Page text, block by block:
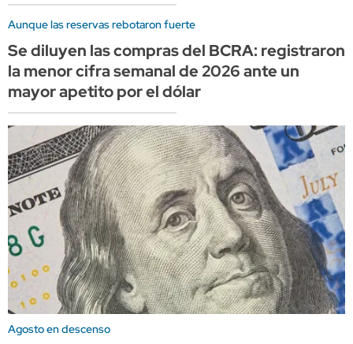
Aunque las reservas rebotaron fuerte
Se diluyen las compras del BCRA: registraron
la menor cifra semanal de 2026 ante un
mayor apetito por el dólar
Agosto en descenso